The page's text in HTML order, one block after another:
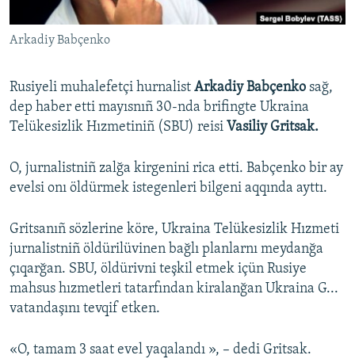
Русский
QOŞULIÑIZ!
RFE/RS bütün saytları
Arkadiy Babçenko
Rusiyeli muhalefetçi hurnalist Arkadiy Babçenko sağ,
dep haber etti mayısnıñ 30-nda brifingte Ukraina
Telükesizlik Hızmetiniñ (SBU) reisi Vasiliy Gritsak.
O, jurnalistniñ zalğa kirgenini rica etti. Babçenko bir ay
evelsi onı öldürmek istegenleri bilgeni aqqında ayttı.
Gritsanıñ sözlerine köre, Ukraina Telükesizlik Hızmeti
jurnalistniñ öldürilüvinen bağlı planlarnı meydanğa
çıqarğan. SBU, öldürivni teşkil etmek içün Rusiye
mahsus hızmetleri tatarfından kiralanğan Ukraina G...
vatandaşını tevqif etken.
«O, tamam 3 saat evel yaqalandı », – dedi Gritsak.